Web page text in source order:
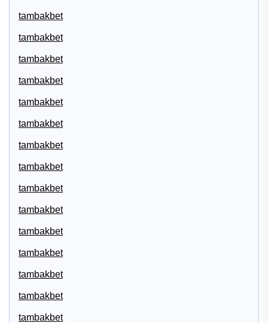
tambakbet
tambakbet
tambakbet
tambakbet
tambakbet
tambakbet
tambakbet
tambakbet
tambakbet
tambakbet
tambakbet
tambakbet
tambakbet
tambakbet
tambakbet